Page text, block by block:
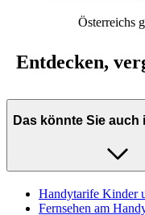
Österreichs
Entdecken,
Das könnte Sie auch
Handytarife Kinder
Fernsehen am